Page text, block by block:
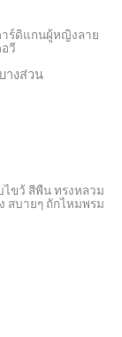
ร์ดิแกนผู้หญิงลาย
วี
างส่วน
ขว้ สีพื้น ทรงหลวม
สบายๆ ถักไหมพรม